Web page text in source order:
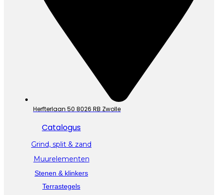
Herfterlaan 50 8026 RB Zwolle
Catalogus
Grind, split & zand
Muurelementen
Stenen & klinkers
Terrastegels